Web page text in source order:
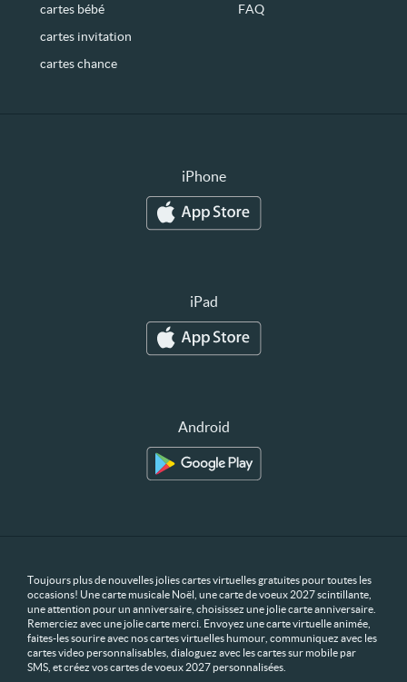
cartes bébé
cartes invitation
cartes chance
FAQ
iPhone
iPad
Android
Toujours plus de nouvelles jolies cartes virtuelles gratuites pour toutes les
occasions! Une carte musicale Noël, une carte de voeux 2027 scintillante,
une attention pour un anniversaire, choisissez une jolie carte anniversaire.
Remerciez avec une jolie carte merci. Envoyez une carte virtuelle animée,
faites-les sourire avec nos cartes virtuelles humour, communiquez avec les
cartes video personnalisables, dialoguez avec les cartes sur mobile par
SMS, et créez vos cartes de voeux 2027 personnalisées.